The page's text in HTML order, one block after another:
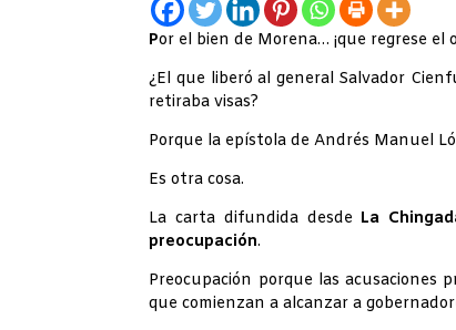
Por el bien de Morena… ¡que regrese el
¿El que liberó al general Salvador
retiraba visas?
Porque la epístola de Andrés Manuel
Es otra cosa.
La carta difundida desde La
preocupación.
Preocupación porque las acusaciones
que comienzan a alcanzar a